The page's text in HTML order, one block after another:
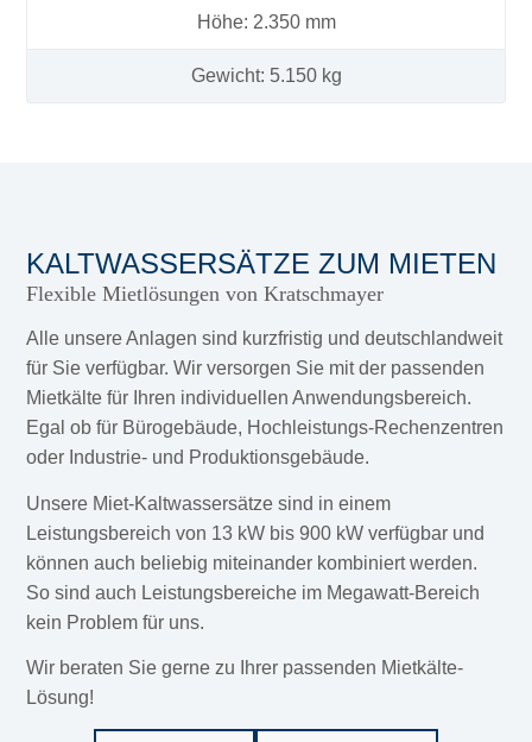
Höhe: 2.350 mm
Gewicht: 5.150 kg
KALTWASSERSÄTZE ZUM MIETEN
Flexible Mietlösungen von Kratschmayer
Alle unsere Anlagen sind kurzfristig und deutschlandweit
für Sie verfügbar. Wir versorgen Sie mit der passenden
Mietkälte für Ihren individuellen Anwendungsbereich.
Egal ob für Bürogebäude, Hochleistungs-Rechenzentren
oder Industrie- und Produktionsgebäude.
Unsere Miet-Kaltwassersätze sind in einem
Leistungsbereich von 13 kW bis 900 kW verfügbar und
können auch beliebig miteinander kombiniert werden.
So sind auch Leistungsbereiche im Megawatt-Bereich
kein Problem für uns.
Wir beraten Sie gerne zu Ihrer passenden Mietkälte-
Lösung!